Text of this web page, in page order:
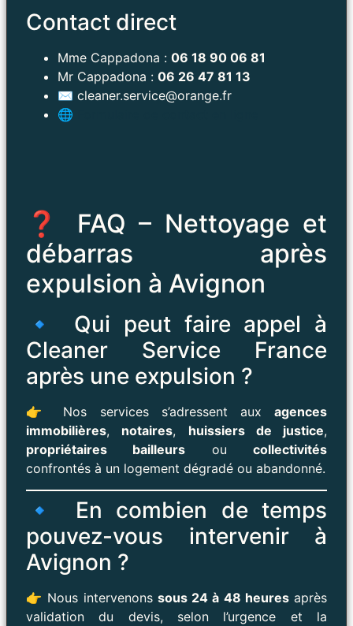
Contact direct
Mme Cappadona : 06 18 90 06 81
Mr Cappadona : 06 26 47 81 13
✉️ cleaner.service@orange.fr
🌐
❓ FAQ – Nettoyage et
débarras après
expulsion à Avignon
🔹 Qui peut faire appel à
Cleaner Service France
après une expulsion ?
👉 Nos services s’adressent aux agences
immobilières, notaires, huissiers de justice,
propriétaires bailleurs oucollectivités
confrontés à un logement dégradé ou abandonné.
🔹 En combien de temps
pouvez-vous intervenir à
Avignon ?
👉 Nous intervenons sous 24 à 48 heuresaprès
validation du devis, selon l’urgence et la